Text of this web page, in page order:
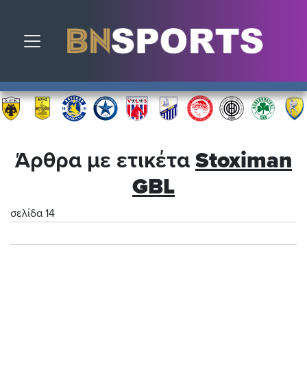
Toggle navigation
Άρθρα με ετικέτα Stoximan
GBL
σελίδα 14